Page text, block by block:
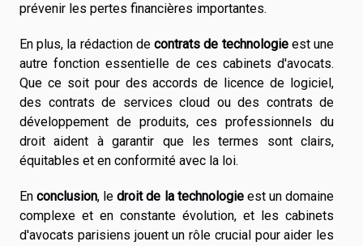
prévenir les pertes financières importantes.
En plus, la rédaction decontrats de technologieest une
autre fonction essentielle de ces cabinets d'avocats.
Que ce soit pour des accords de licence de logiciel,
des contrats de services cloud ou des contrats de
développement de produits, ces professionnels du
droit aident à garantir que les termes sont clairs,
équitables et en conformité avec la loi.
Enconclusion, ledroit de la technologieest un domaine
complexe et en constante évolution, et les cabinets
d'avocats parisiens jouent un rôle crucial pour aider les